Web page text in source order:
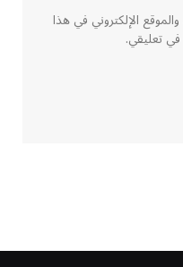
الإلكتروني في هذا
تعليقي.